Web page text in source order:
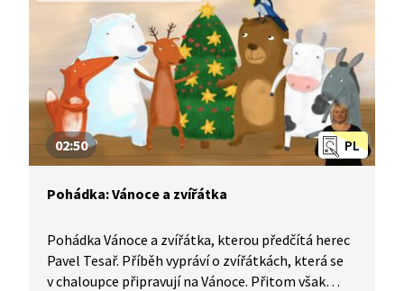
PL
02:50
Pohádka: Vánoce a zvířátka
Pohádka Vánoce a zvířátka, kterou předčítá herec
Pavel Tesař. Příběh vypráví o zvířátkách, která se
v chaloupce připravují na Vánoce. Přitom však